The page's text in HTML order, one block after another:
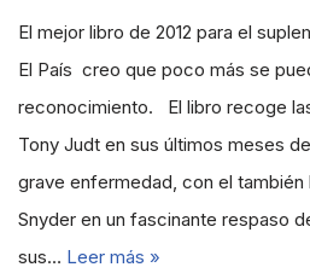
El mejor libro de 2012 para el
El País creo que poco más se
reconocimiento. El libro recoge
Tony Judt en sus últimos meses
grave enfermedad, con el
Snyder en un fascinante respaso
sus… Leer más »